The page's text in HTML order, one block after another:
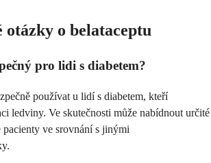
otázky o belataceptu
pro lidi s diabetem?
používat u lidí s diabetem, kteří
ledviny. Ve skutečnosti může nabídnout určité
ve srovnání s jinými